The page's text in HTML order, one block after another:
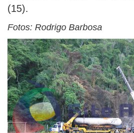
(15).
Fotos: Rodrigo Barbosa